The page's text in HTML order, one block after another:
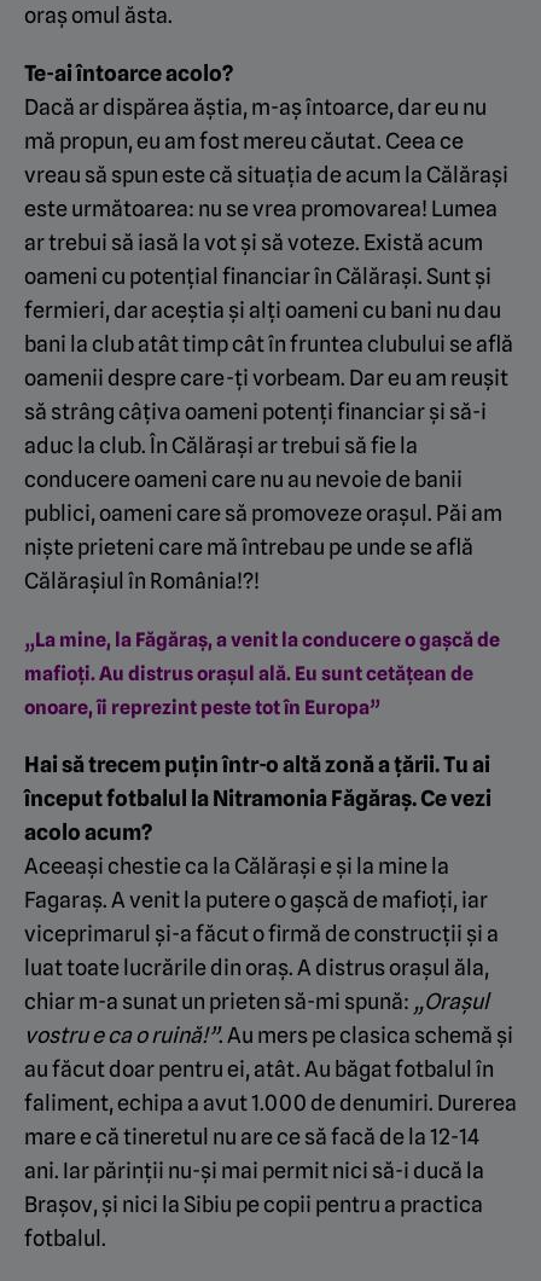
oraș omul ăsta.
Te-ai întoarce acolo?
Dacă ar dispărea ăștia, m-aș întoarce, dar eu nu
mă propun, eu am fost mereu căutat. Ceea ce
vreau să spun este că situația de acum la Călărași
este următoarea: nu se vrea promovarea! Lumea
ar trebui să iasă la vot și să voteze. Există acum
oameni cu potențial financiar în Călărași. Sunt și
fermieri, dar aceștia și alți oameni cu bani nu dau
bani la club atât timp cât în fruntea clubului se află
oamenii despre care-ți vorbeam. Dar eu am reușit
să strâng câțiva oameni potenți financiar și să-i
aduc la club. În Călărași ar trebui să fie la
conducere oameni care nu au nevoie de banii
publici, oameni care să promoveze orașul. Păi am
niște prieteni care mă întrebau pe unde se află
Călărașiul în România!?!
„La mine, la Făgăraș, a venit la conducere o gașcă de
mafioți. Au distrus orașul ală. Eu sunt cetățean de
onoare, îi reprezint peste tot în Europa”
Hai să trecem puțin într-o altă zonă a țării. Tu ai
început fotbalul la Nitramonia Făgăraș. Ce vezi
acolo acum?
Aceeași chestie ca la Călărași e și la mine la
Fagaraș. A venit la putere o gașcă de mafioți, iar
viceprimarul și-a făcut o firmă de construcții și a
luat toate lucrările din oraș. A distrus orașul ăla,
chiar m-a sunat un prieten să-mi spună: „Orașul
vostru e ca o ruină!”. Au mers pe clasica schemă și
au făcut doar pentru ei, atât. Au băgat fotbalul în
faliment, echipa a avut 1.000 de denumiri. Durerea
mare e că tineretul nu are ce să facă de la 12-14
ani. Iar părinții nu-și mai permit nici să-i ducă la
Brașov, și nici la Sibiu pe copii pentru a practica
fotbalul.